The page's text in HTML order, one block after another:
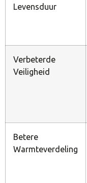
Levensduur
Verbeterde
Veiligheid
Betere
Warmteverdeling